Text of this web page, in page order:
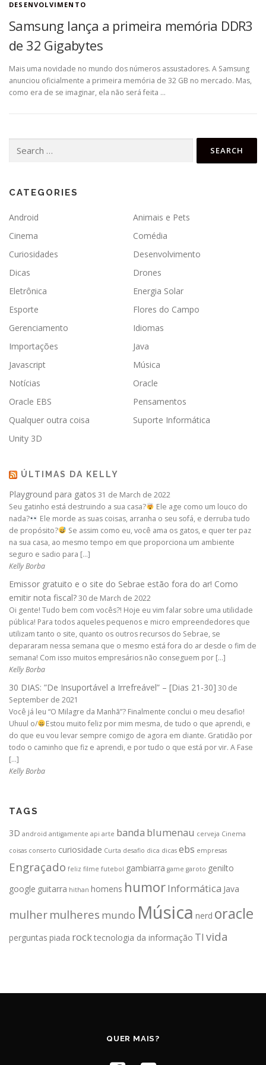
DESENVOLVIMENTO
Samsung lança a primeira memória DDR3
de 32 Gigabytes
Mais uma novidade no mundo dos números assustadores. A Samsung
anunciou oficialmente a primeira memória de 32 GB no mercado. Mas,
como era de se imaginar, ela não será feita …
for:
CATEGORIES
Android
Animais e Pets
Cinema
Comédia
Curiosidades
Desenvolvimento
Dicas
Drones
Eletrônica
Energia Solar
Esporte
Flores do Campo
Gerenciamento
Idiomas
Importações
Java
Javascript
Música
Notícias
Oracle
Oracle EBS
Pensamentos
Qualquer outra coisa
Suporte Informática
Unity 3D
ÚLTIMAS DA KELLY
Playground para gatos 31 de March de 2022
Seu gatinho está destruindo a sua casa?
Ele age como um louco do
nada?
Ele morde as suas coisas, arranha o seu sofá, e derruba tudo
de propósito?
Se assim como eu, você ama os gatos, e quer ter paz
na sua casa, ao mesmo tempo em que proporciona um ambiente
seguro e sadio para […]
Kelly Borba
Emissor gratuito e o site do Sebrae estão fora do ar! Como
emitir nota fiscal?30 de March de 2022
Oi gente! Tudo bem com vocês?! Hoje eu vim falar sobre uma utilidade
pública! Para todos aqueles pequenos e micro empreendedores que
utilizam tanto o site, quanto os outros recursos do Sebrae, se
depararam nessa semana que o mesmo está fora do ar desde o fim de
semana! Com isso muitos empresários não conseguem por […]
Kelly Borba
30 DIAS: ”De Insuportável a Irrefreável” – [Dias 21-30] 30 de
September de 2021
Você já leu “O Milagre da Manhã”? Finalmente conclui o meu desafio!
Uhuul o/
Estou muito feliz por mim mesma, de tudo o que aprendi, e
do que eu vou levar sempre comigo de agora em diante. Gratidão por
todo o caminho que fiz e aprendi, e por tudo o que está por vir. A Fase
[…]
Kelly Borba
TAGS
3D android antigamente api arte banda blumenau cerveja Cinema
coisas conserto curiosidade Curta desafio dica dicas ebs empresas
Engraçado feliz filme futebol gambiarra game garoto genilto
google guitarra hithan homens humorInformática Java
mulher mulheres mundo Música nerd oracle
perguntas piada rocktecnologia da informação TI vida
QUER MAIS?